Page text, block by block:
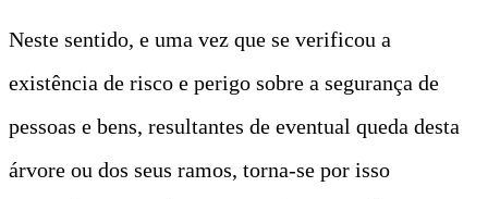
Neste sentido, e uma vez que se verificou a
existência de risco e perigo sobre a segurança de
pessoas e bens, resultantes de eventual queda desta
árvore ou dos seus ramos, torna-se por isso